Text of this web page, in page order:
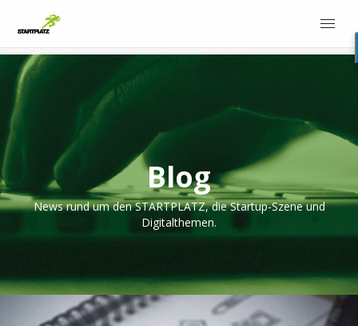
Blog
News rund um den STARTPLATZ, die Startup-Szene und
Digitalthemen.